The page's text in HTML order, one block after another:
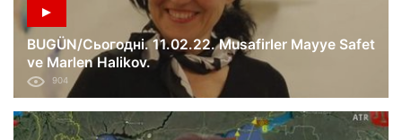
BUGÜN/Сьогодні. 11.02.22. Musafirler Mayye Safet
ve Marlen Halikov.
904